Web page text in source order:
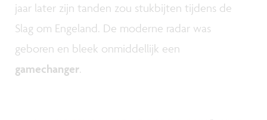
jaar later zijn tanden zou stukbijten tijdens de
Slag om Engeland. De moderne radar was
geboren en bleek onmiddellijk een
gamechanger.